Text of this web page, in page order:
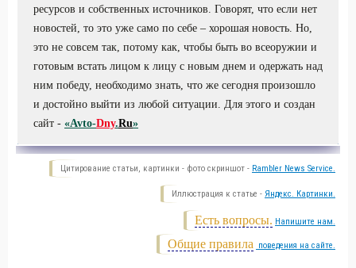
ресурсов и собственных источников. Говорят, что если нет
новостей, то это уже само по себе – хорошая новость. Но,
это не совсем так, потому как, чтобы быть во всеоружии и
готовым встать лицом к лицу с новым днем и одержать над
ним победу, необходимо знать, что же сегодня произошло
и достойно выйти из любой ситуации. Для этого и создан
сайт - «Avto-Dny.Ru»
Цитирование статьи, картинки - фото скриншот - Rambler News Service.
Иллюстрация к статье - Яндекс. Картинки.
Есть вопросы. Напишите нам.
Общие правила поведения на сайте.